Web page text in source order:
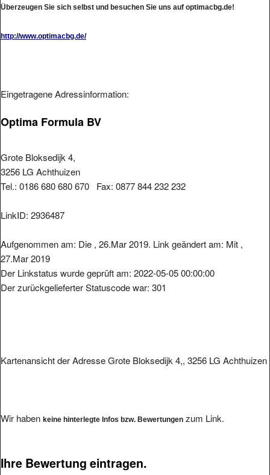
Überzeugen Sie sich selbst und besuchen Sie uns auf optimacbg.de!
http://www.optimacbg.de/
Eingetragene Adressinformation:
Optima Formula BV
Grote Bloksedijk 4,
3256 LG Achthuizen
Tel.: 0186 680 680 670 Fax: 0877 844 232 232
LinkID: 2936487
Aufgenommen am: Die , 26.Mar 2019. Link geändert am: Mit ,
27.Mar 2019
Der Linkstatus wurde geprüft am: 2022-05-05 00:00:00
Der zurückgelieferter Statuscode war: 301
Kartenansicht der Adresse Grote Bloksedijk 4,, 3256 LG Achthuizen
Wir haben keine hinterlegte Infos bzw. Bewertungen zum Link.
Ihre Bewertung eintragen.